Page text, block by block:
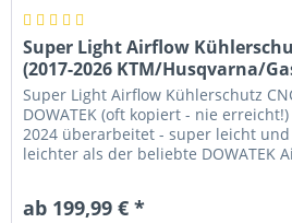
Super Light Airflow
(2017-2026 KTM/Husqvarna/
Super Light Airflow Kühlerschutz
DOWATEK (oft kopiert - nie
2024 überarbeitet - super leicht und
leichter als der beliebte DOWATEK
ab 199,99 € *